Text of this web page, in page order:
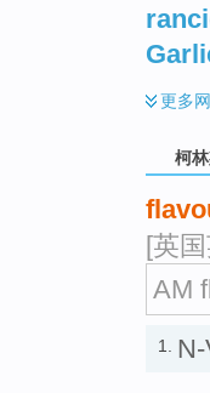
更多
柯
[英
AM
1.